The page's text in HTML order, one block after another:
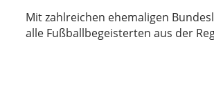
Mit zahlreichen ehemaligen
alle Fußballbegeisterten aus der